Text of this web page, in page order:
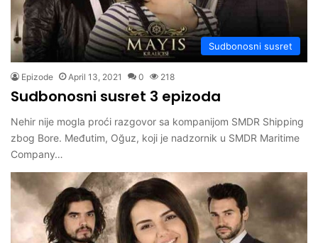
Sudbonosni susret
Epizode April 13, 2021 0 218
Sudbonosni susret 3 epizoda
Nehir nije mogla proći razgovor sa kompanijom SMDR Shipping
zbog Bore. Međutim, Oğuz, koji je nadzornik u SMDR Maritime
Company…